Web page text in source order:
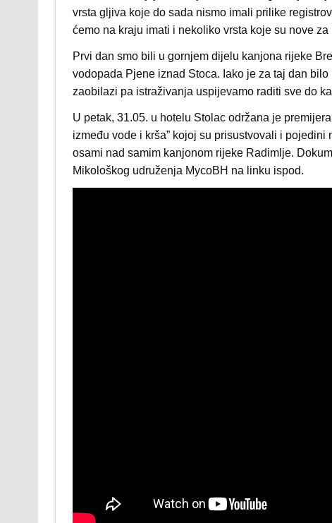
vrsta gljiva koje do sada nismo imali prilike
ćemo na kraju imati i nekoliko vrsta koje su nove
Prvi dan smo bili u gornjem dijelu kanjona rijeke
vodopada Pjene iznad Stoca. Iako je za taj dan
zaobilazi pa istraživanja uspijevamo raditi sve do
U petak, 31.05. u hotelu Stolac održana je
između vode i krša” kojoj su prisustvovali i
osami nad samim kanjonom rijeke Radimlje.
Mikološkog udruženja MycoBH na linku ispod.